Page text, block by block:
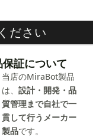
ださい
保証について
当店のMiraBot製品
は、 設計・開発・品
質管理まで自社で一
貫して行うメーカー
製品です。